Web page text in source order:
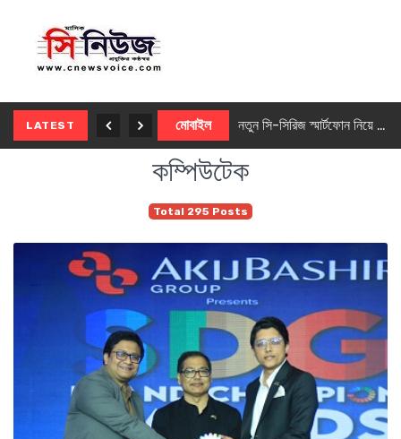
LATEST মোবাইল নতুন সি-সিরিজ স্মার্টফোন নিয়ে আসছে রিয়েলমি
কম্পিউটেক
Total 295 Posts